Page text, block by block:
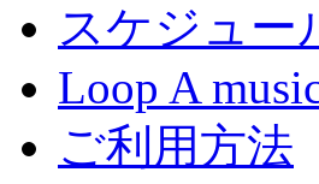
スケジュー
Loop A
ご利用方法